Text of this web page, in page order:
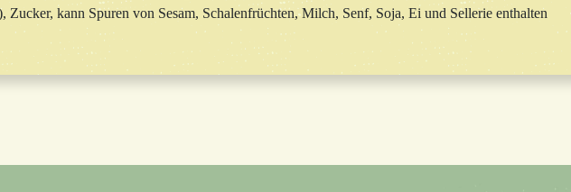
Zucker, kann Spuren von Sesam, Schalenfrüchten, Milch, Senf, Soja, Ei und Sellerie enthalten